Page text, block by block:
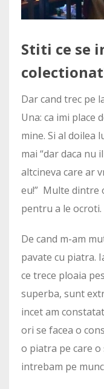
Stiti ce se
Dar cand trec pe
Una: ca imi place
mine. Si al doilea
mai “dar daca nu
altcineva care ar
eu!” Multe dintre
pentru a le ocroti.
De cand m-am
pavate cu piatra.
ce trece ploaia
superba, sunt
incet am
ori se facea o
o piatra pe care o
intrebam pe